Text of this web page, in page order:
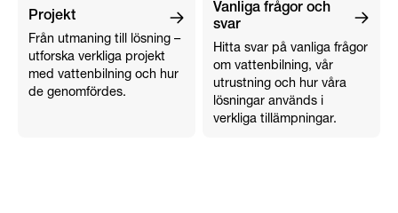
Projekt
Från utmaning till lösning –
utforska verkliga projekt
med vattenbilning och hur
de genomfördes.
Vanliga frågor och
svar
Hitta svar på vanliga frågor
om vattenbilning, vår
utrustning och hur våra
lösningar används i
verkliga tillämpningar.